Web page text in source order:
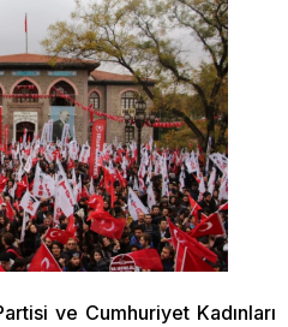
ve Cumhuriyet Kadınları